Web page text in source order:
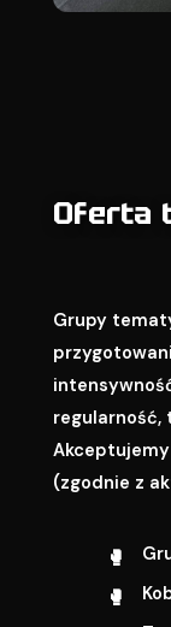
Oferta
Grupy
regularność,
(zgodnie z